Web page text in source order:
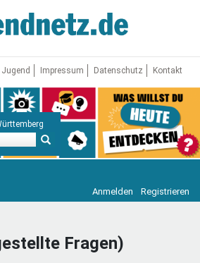
Jugend Impressum Datenschutz Kontakt
Anmelden Registrieren
Fragen)